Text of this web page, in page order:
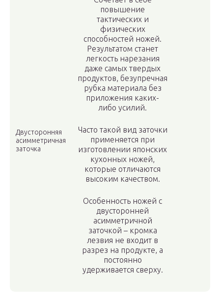
Двусторонняя
асимметричная
заточка
повышение
тактических и
физических
способностей ножей.
Результатом станет
легкость нарезания
даже самых твердых
продуктов, безупречная
рубка материала без
приложения каких-
либо усилий.
Часто такой вид заточки
применяется при
изготовлении японских
кухонных ножей,
которые отличаются
высоким качеством.
Особенность ножей с
двусторонней
асимметричной
заточкой – кромка
лезвия не входит в
разрез на продукте, а
постоянно
удерживается сверху.